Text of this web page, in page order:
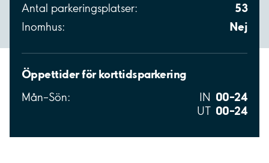
Antal parkeringsplatser: 53
Inomhus: Nej
Öppettider för korttidsparkering
Mån–Sön: IN 00–24
UT 00–24